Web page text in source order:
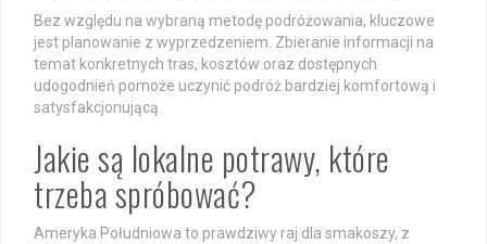
Bez względu na wybraną metodę podróżowania, kluczowe
jest planowanie z wyprzedzeniem. Zbieranie informacji na
temat konkretnych tras, kosztów oraz dostępnych
udogodnień pomoże uczynić podróż bardziej komfortową i
satysfakcjonującą.
Jakie są lokalne potrawy, które
trzeba spróbować?
Ameryka Południowa to prawdziwy raj dla smakoszy, z